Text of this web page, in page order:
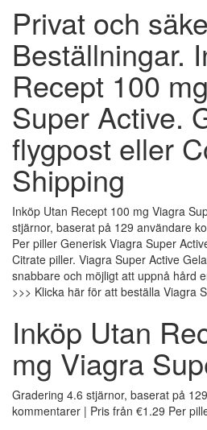
Privat och
Beställningar.
Recept 100
Super Active.
flygpost eller
Shipping
Inköp Utan Recept 100 mg Viagra
stjärnor, baserat på 129 användare
Per piller Generisk Viagra Super
Citrate piller. Viagra Super Active
snabbare och möjligt att uppnå hård
>>> Klicka här för att beställa Viagra
Inköp Utan
mg Viagra
Gradering 4.6 stjärnor, baserat på 129
kommentarer | Pris från €1.29 Per